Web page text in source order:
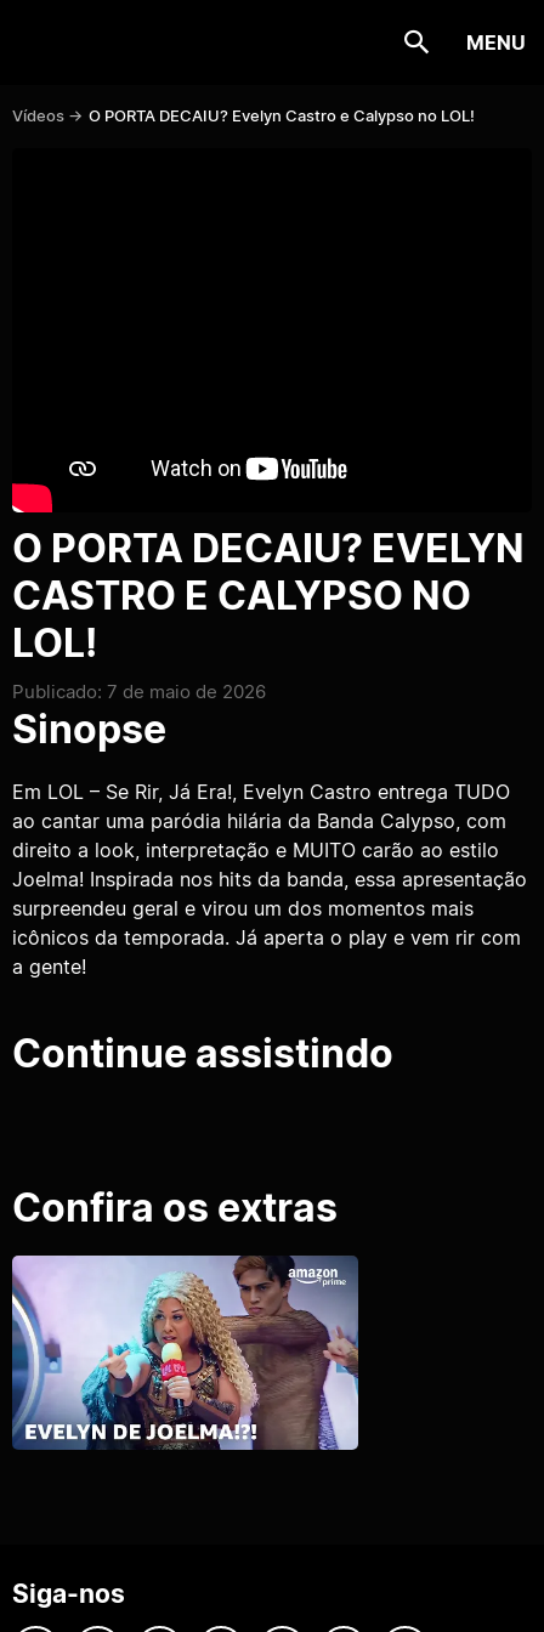
MENU
Vídeos -> O PORTA DECAIU? Evelyn Castro e Calypso no LOL!
O PORTA DECAIU? EVELYN
CASTRO E CALYPSO NO
LOL!
Publicado: 7 de maio de 2026
Sinopse
Em LOL – Se Rir, Já Era!, Evelyn Castro entrega TUDO
ao cantar uma paródia hilária da Banda Calypso, com
direito a look, interpretação e MUITO carão ao estilo
Joelma! Inspirada nos hits da banda, essa apresentação
surpreendeu geral e virou um dos momentos mais
icônicos da temporada. Já aperta o play e vem rir com
a gente!
Continue assistindo
Confira os extras
Siga-nos